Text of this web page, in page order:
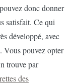
donc donner
satisfait. Ce qui
développé, avec
Vous pouvez opter
trouve par
des